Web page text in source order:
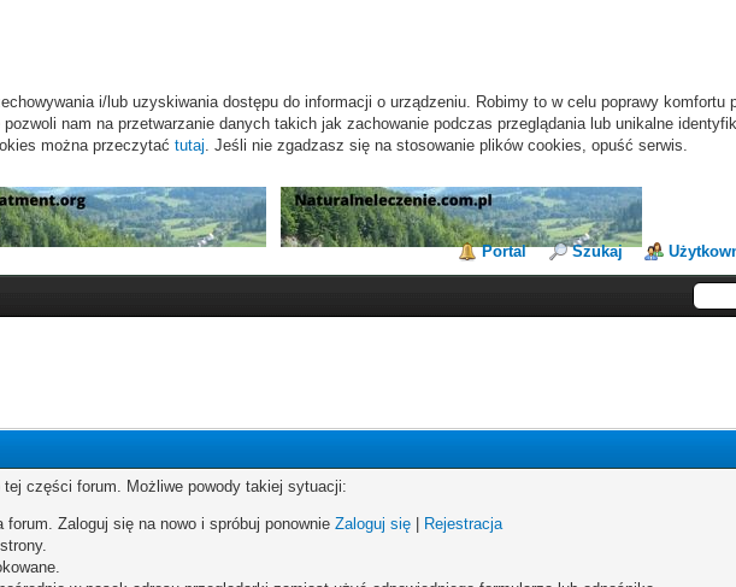
i/lub uzyskiwania dostępu do informacji o urządzeniu. Robimy to w celu poprawy komfortu
nam na przetwarzanie danych takich jak zachowanie podczas przeglądania lub unikalne
można przeczytaćtutaj. Jeśli nie zgadzasz się na stosowanie plików cookies, opuść serwis.
Portal Szukaj
tej części forum. Możliwe powody takiej sytuacji:
forum. Zaloguj się na nowo i spróbuj ponownieZaloguj się
Rejestracja